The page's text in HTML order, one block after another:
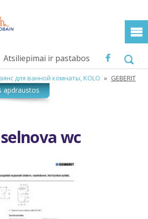
Atsiliepimai ir pastabos
для ванной комнаты, KOLO » GEBERIT
selnova wc